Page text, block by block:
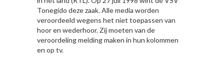
Tonegido deze zaak. Alle media worden
veroordeeld wegens het niet toepassen van
hoor en wederhoor. Zij moeten van de
veroordeling melding maken in hun kolommen
en op tv.